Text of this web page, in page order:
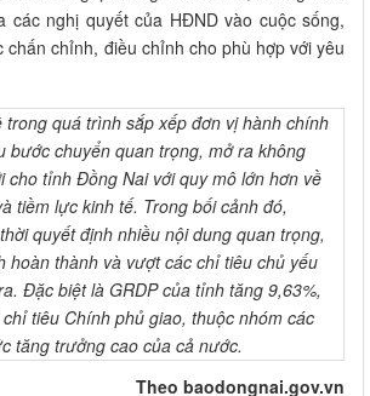
các nghị quyết của HĐND vào cuộc sống,
chấn chỉnh, điều chỉnh cho phù hợp với yêu
trong quá trình sắp xếp đơn vị hành chính
bước chuyển quan trọng, mở ra không
cho tỉnh Đồng Nai với quy mô lớn hơn về
tiềm lực kinh tế. Trong bối cảnh đó,
quyết định nhiều nội dung quan trọng,
hoàn thành và vượt các chỉ tiêu chủ yếu
Đặc biệt là GRDP của tỉnh tăng 9,63%,
tiêu Chính phủ giao, thuộc nhóm các
tăng trưởng cao của cả nước.
Theo baodongnai.gov.vn